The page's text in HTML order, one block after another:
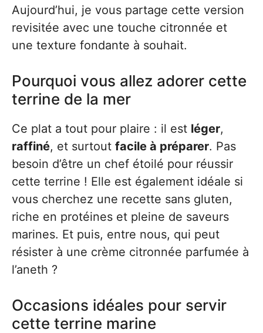
Aujourd’hui, je vous partage cette version
revisitée avec une touche citronnée et
une texture fondante à souhait.
Pourquoi vous allez adorer cette
terrine de la mer
Ce plat a tout pour plaire : il est léger,
raffiné, et surtout facile à préparer. Pas
besoin d’être un chef étoilé pour réussir
cette terrine ! Elle est également idéale si
vous cherchez une recette sans gluten,
riche en protéines et pleine de saveurs
marines. Et puis, entre nous, qui peut
résister à une crème citronnée parfumée à
l’aneth ?
Occasions idéales pour servir
cette terrine marine